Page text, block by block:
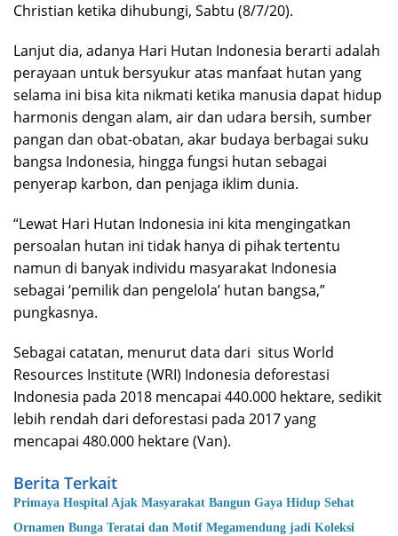
Christian ketika dihubungi, Sabtu (8/7/20).
Lanjut dia, adanya Hari Hutan Indonesia berarti adalah
perayaan untuk bersyukur atas manfaat hutan yang
selama ini bisa kita nikmati ketika manusia dapat hidup
harmonis dengan alam, air dan udara bersih, sumber
pangan dan obat-obatan, akar budaya berbagai suku
bangsa Indonesia, hingga fungsi hutan sebagai
penyerap karbon, dan penjaga iklim dunia.
“Lewat Hari Hutan Indonesia ini kita mengingatkan
persoalan hutan ini tidak hanya di pihak tertentu
namun di banyak individu masyarakat Indonesia
sebagai ‘pemilik dan pengelola’ hutan bangsa,”
pungkasnya.
Sebagai catatan, menurut data dari situs World
Resources Institute (WRI) Indonesia deforestasi
Indonesia pada 2018 mencapai 440.000 hektare, sedikit
lebih rendah dari deforestasi pada 2017 yang
mencapai 480.000 hektare (Van).
Berita Terkait
Primaya Hospital Ajak Masyarakat Bangun Gaya Hidup Sehat
Ornamen Bunga Teratai dan Motif Megamendung jadi Koleksi